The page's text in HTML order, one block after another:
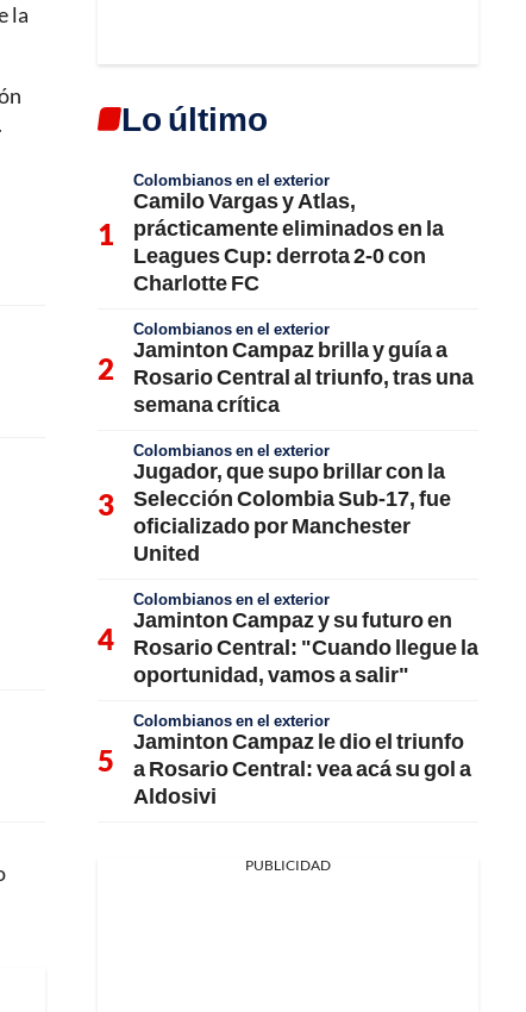
la
Lo último
Colombianos en el exterior
Camilo Vargas y Atlas,
prácticamente eliminados en la
Leagues Cup: derrota 2-0 con
Charlotte FC
Colombianos en el exterior
Jaminton Campaz brilla y guía a
Rosario Central al triunfo, tras una
semana crítica
Colombianos en el exterior
Jugador, que supo brillar con la
Selección Colombia Sub-17, fue
oficializado por Manchester
United
Colombianos en el exterior
Jaminton Campaz y su futuro en
Rosario Central: "Cuando llegue la
oportunidad, vamos a salir"
Colombianos en el exterior
Jaminton Campaz le dio el triunfo
a Rosario Central: vea acá su gol a
Aldosivi
PUBLICIDAD